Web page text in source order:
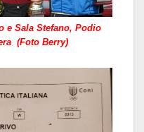
e Sala Stefano, Podio
(Foto Berry)